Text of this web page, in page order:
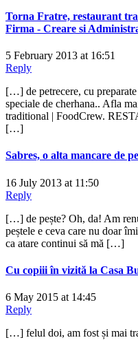
Torna Fratre, restaurant
Firma - Creare si
5 February 2013 at 16:51
Reply
[…] de petrecere, cu
speciale de cherhana.. Afla
traditional | FoodCrew.
[…]
Sabres, o alta mancare de
16 July 2013 at 11:50
Reply
[…] de pește? Oh, da! Am
peștele e ceva care nu doar
ca atare continui să mă […]
Cu copiii în vizită la Casa
6 May 2015 at 14:45
Reply
[…] felul doi, am fost și mai